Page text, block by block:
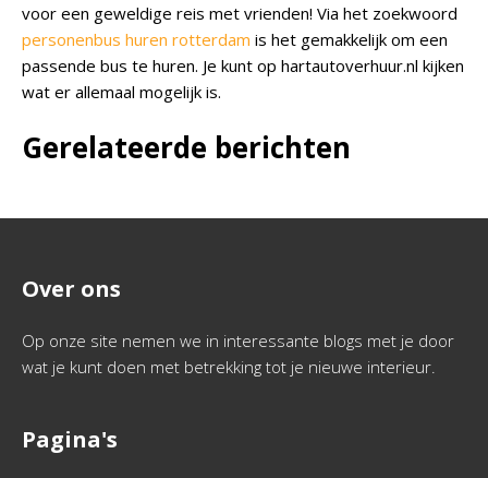
voor een geweldige reis met vrienden! Via het zoekwoord
personenbus huren rotterdam is het gemakkelijk om een
passende bus te huren. Je kunt op hartautoverhuur.nl kijken
wat er allemaal mogelijk is.
Gerelateerde berichten
Over ons
Op onze site nemen we in interessante blogs met je door
wat je kunt doen met betrekking tot je nieuwe interieur.
Pagina's